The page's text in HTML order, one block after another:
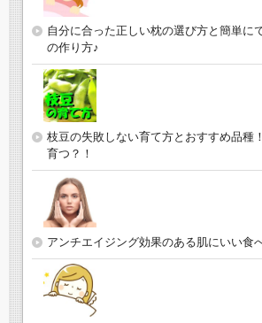
自分に合った正しい枕の選び方と簡単に
の作り方♪
枝豆の失敗しない育て方とおすすめ品種
育つ？！
アンチエイジング効果のある肌にいい食